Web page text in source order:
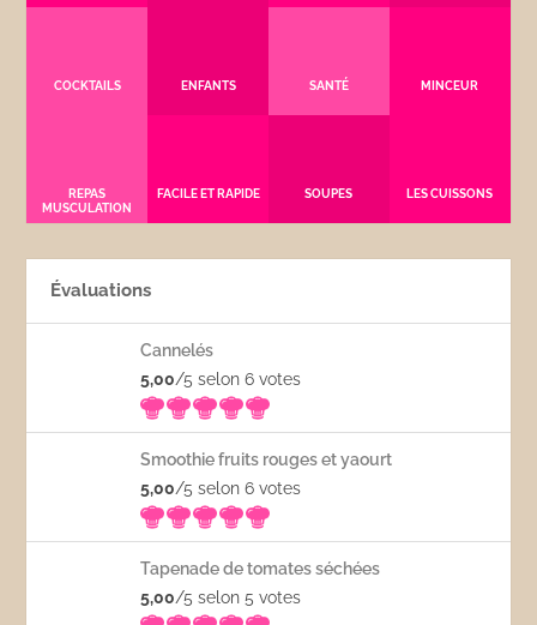
COCKTAILS ENFANTS SANTÉ MINCEUR
REPAS
MUSCULATION
FACILE ET RAPIDE SOUPES LES CUISSONS
Évaluations
Cannelés
5,00/5 selon 6votes
Smoothie fruits rouges et yaourt
5,00/5 selon 6votes
Tapenade de tomates séchées
5,00/5 selon 5votes